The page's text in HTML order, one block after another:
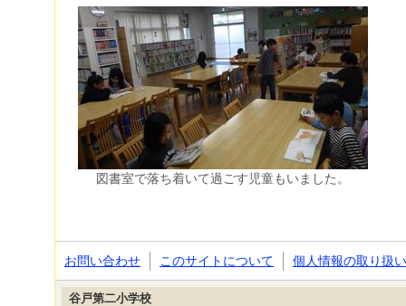
図書室で落ち着いて過ごす児童もいました。
お問い合わせ このサイトについて 個人情報の取り扱い
谷戸第二小学校